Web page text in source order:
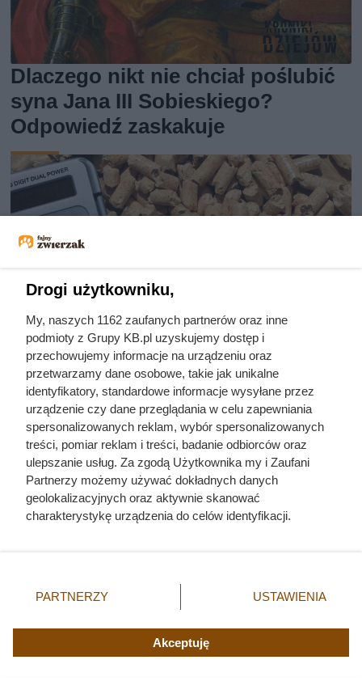
Dlaczego nikt nie chciał poślubić
syna Jana III Sobieskiego?
Odpowiedź zaskakuje
Na ile naprawdę wystarcza tona
pelletu? Prosty przelicznik dla
domu 140 m²
Drogi użytkowniku,
My, naszych 1162 zaufanych partnerów oraz inne
podmioty z Grupy KB.pl uzyskujemy dostęp i
przechowujemy informacje na urządzeniu oraz
przetwarzamy dane osobowe, takie jak unikalne
identyfikatory, standardowe informacje wysyłane przez
urządzenie czy dane przeglądania w celu zapewniania
spersonalizowanych reklam, wybór spersonalizowanych
treści, pomiar reklam i treści, badanie odbiorców oraz
ulepszanie usług. Za zgodą Użytkownika my i Zaufani
Partnerzy możemy używać dokładnych danych
geolokalizacyjnych oraz aktywnie skanować
charakterystykę urządzenia do celów identyfikacji.
zmienić/wycofać klikając przycisk ustawień prywatności
znajdujący się w lewym dolnym rogu strony. Niektóre
użytkownika, ale masz prawo sprzeciwić się takiemu
przetwarzaniu. Preferencje będą miały zastosowania tylko
PARTNERZY USTAWIENIA
Akceptuję